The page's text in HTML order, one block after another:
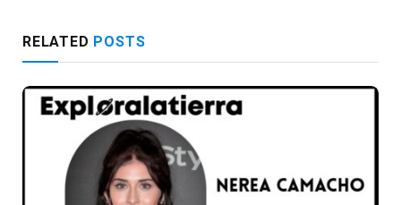
RELATED POSTS